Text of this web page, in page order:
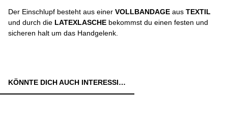
Der Einschlupf besteht aus einer VOLLBANDAGE aus TEXTIL
und durch die LATEXLASCHE bekommst du einen festen und
sicheren halt um das Handgelenk.
KÖNNTE DICH AUCH INTERESSIEREN: